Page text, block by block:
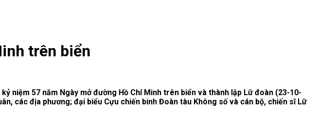
trên biển
niệm 57 năm Ngày mở đường Hồ Chí Minh trên biển và thành lập Lữ đoàn (23-10-
các địa phương; đại biểu Cựu chiến binh Đoàn tàu Không số và cán bộ, chiến sĩ Lữ